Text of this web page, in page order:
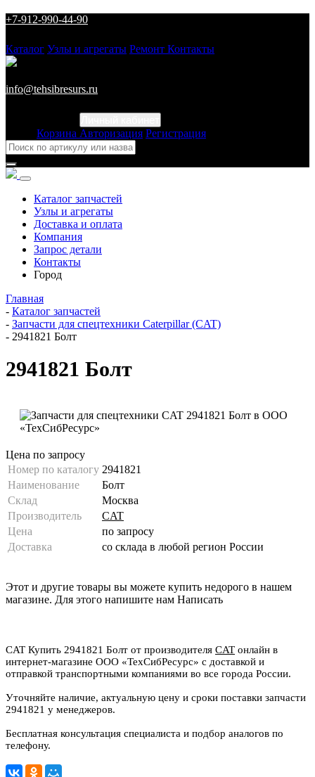
+7-912-990-44-90
Каталог Узлы и агрегаты Ремонт Контакты
info@tehsibresurs.ru
Корзина Авторизация Регистрация
Каталог запчастей
Узлы и агрегаты
Доставка и оплата
Компания
Запрос детали
Контакты
Город
Главная
- Каталог запчастей
- Запчасти для спецтехники Caterpillar (CAT)
- 2941821 Болт
2941821 Болт
Цена по запросу
Номер по каталогу 2941821
Наименование
Болт
Склад
Москва
Производитель
CAT
Цена
по запросу
Доставка
со склада в любой регион России
Этот и другие товары вы можете купить недорого в нашем
магазине. Для этого напишите нам Написать
CAT Купить 2941821 Болт от производителя CAT онлайн в
интернет-магазине ООО «ТехСибРесурс» с доставкой и
отправкой транспортными компаниями во все города России.
Уточняйте наличие, актуальную цену и сроки поставки запчасти
2941821 у менеджеров.
Бесплатная консультация специалиста и подбор аналогов по
телефону.